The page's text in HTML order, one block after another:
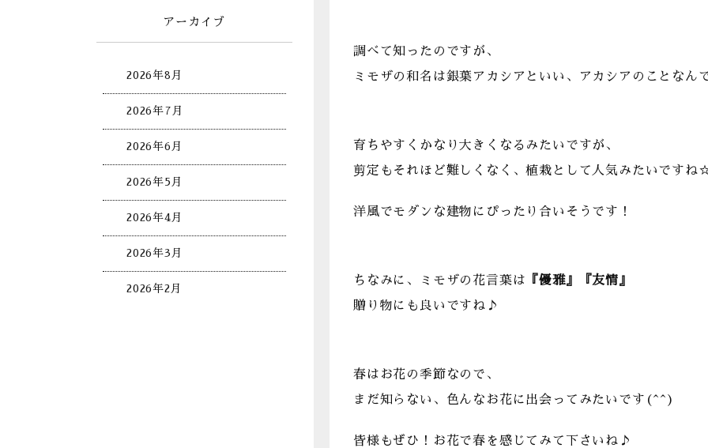
アーカイブ
2026年8月
2026年7月
2026年6月
2026年5月
2026年4月
2026年3月
2026年2月
調べて知ったのですが、
ミモザの和名は銀葉アカシアといい、アカシアのことなん
育ちやすくかなり大きくなるみたいですが、
剪定もそれほど難しくなく、植栽として人気みたいですね
洋風でモダンな建物にぴったり合いそうです！
ちなみに、ミモザの花言葉は 『優雅』『友情』
贈り物にも良いですね♪
春はお花の季節なので、
まだ知らない、色んなお花に出会ってみたいです(^^)
皆様もぜひ！お花で春を感じてみて下さいね♪